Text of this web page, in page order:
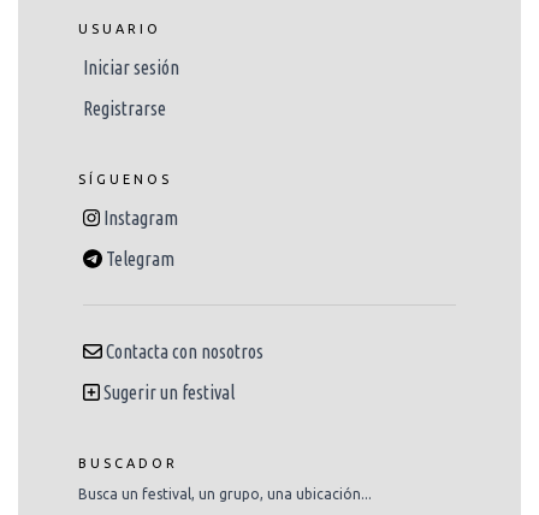
USUARIO
Iniciar sesión
Registrarse
SÍGUENOS
Instagram
Telegram
Contacta con nosotros
Sugerir un festival
BUSCADOR
Busca un festival, un grupo, una ubicación...